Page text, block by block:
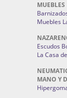
MUEBLES
Muebles
Escudos
La Casa
MANO Y